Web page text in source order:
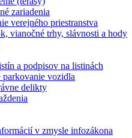
zariadenia
verejného priestranstva
vianočné trhy, slávnosti a hody
a podpisov na listinách
vozidla
delikty
v zmysle infozákona